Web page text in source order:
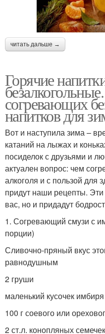
читать дальше →
Горячие
согревающих
напитков для
Вот и наступила зима –
катаний на лыжах и
посиделок с друзьями и
актуален вопрос: чем
алкоголя и с пользой
придут наши рецепты. Эти
вас, но и придадут
1. Согревающий смузи с
порции)
Сливочно-пряный вкус
равнодушным
2 груши
маленький кусочек имбиря
100 г соевого или
2 ст.л. конопляных